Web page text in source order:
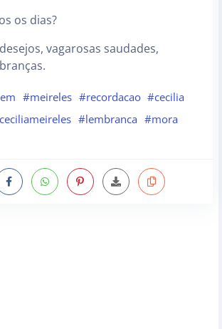
os dias?
vagarosas saudades,
#meireles #recordacao #cecilia
#lembranca #mora